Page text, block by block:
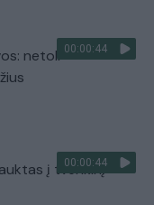
00:00:44
netoli
00:00:44
į tvenkinį